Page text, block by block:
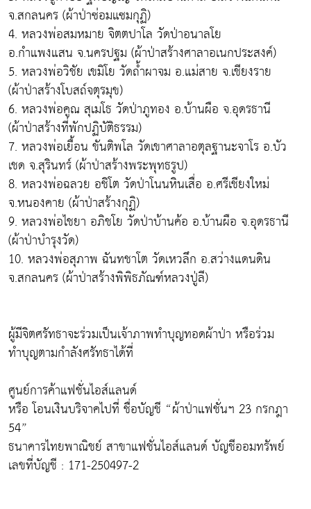
จ.สกลนคร (ผ้าป่าซ่อมแซมกุฏิ)
4. หลวงพ่อสมหมาย จิตตปาโล วัดป่าอนาลโย
อ.กำแพงแสน จ.นครปฐม (ผ้าป่าสร้างศาลาอเนกประสงค์)
5. หลวงพ่อวิชัย เขมิโย วัดถ้ำผาจม อ.แม่สาย จ.เชียงราย
(ผ้าป่าสร้างโบสถ์จตุรมุข)
6. หลวงพ่อคูณ สุเมโธ วัดป่าภูทอง อ.บ้านผือ จ.อุดรธานี
(ผ้าป่าสร้างที่พักปฏิบัติธรรม)
7. หลวงพ่อเยื้อน ขันติพโล วัดเขาศาลาอตุลฐานะจาโร อ.บัว
เชด จ.สุรินทร์ (ผ้าป่าสร้างพระพุทธรูป)
8. หลวงพ่อฉลวย อชิโต วัดป่าโนนหินเสื่อ อ.ศรีเชียงใหม่
จ.หนองคาย (ผ้าป่าสร้างกุฏิ)
9. หลวงพ่อไชยา อภิชโย วัดป่าบ้านค้อ อ.บ้านผือ จ.อุดรธานี
(ผ้าป่าบำรุงวัด)
10. หลวงพ่อสุภาพ ฉันทชาโต วัดเหวลึก อ.สว่างแดนดิน
จ.สกลนคร (ผ้าป่าสร้างพิพิธภัณฑ์หลวงปู่ลี)
ผู้มีจิตศรัทธาจะร่วมเป็นเจ้าภาพทำบุญทอดผ้าป่า หรือร่วม
ทำบุญตามกำลังศรัทธาได้ที่
ศูนย์การค้าแฟชั่นไอส์แลนด์
หรือ โอนเงินบริจาคไปที่ ชื่อบัญชี “ผ้าป่าแฟชั่นฯ 23 กรกฎา
54”
ธนาคารไทยพาณิชย์ สาขาแฟชั่นไอส์แลนด์ บัญชีออมทรัพย์
เลขที่บัญชี : 171-250497-2